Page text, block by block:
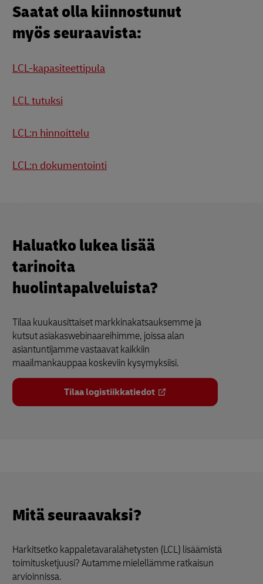
Saatat olla kiinnostunut
myös seuraavista:
LCL-kapasiteettipula
LCL tutuksi
LCL:n hinnoittelu
LCL:n dokumentointi
Haluatko lukea lisää
tarinoita
huolintapalveluista?
Tilaa kuukausittaiset markkinakatsauksemme ja
kutsut asiakaswebinaareihimme, joissa alan
asiantuntijamme vastaavat kaikkiin
maailmankauppaa koskeviin kysymyksiisi.
Tilaa logistiikkatiedot
Mitä seuraavaksi?
Harkitsetko kappaletavaralähetysten (LCL) lisäämistä
toimitusketjuusi? Autamme mielellämme ratkaisun
arvioinnissa.